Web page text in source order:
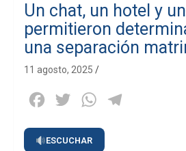
Un chat, un hotel y
permitieron
una separación
11 agosto, 2025
Facebook
Twitter WhatsApp
ESCUCHAR